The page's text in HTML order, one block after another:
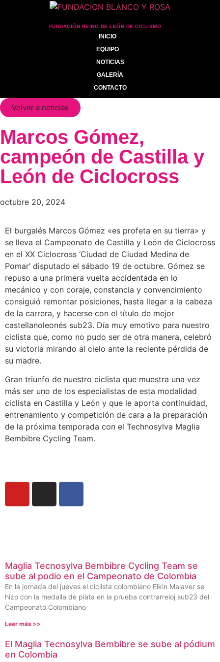
FUNDACIÓN REINO DE LEÓN DE CICLISMO
INICIO
EQUIPO
NOTICIAS
GALERÍA
CONTACTO
Volver a noticias
Marcos Gómez,
campeón de Castilla y
León de Ciclocross
octubre 20, 2024
El burgalés Marcos Gómez «es profeta en su tierra» y
se lleva el Campeonato de Castilla y León de Ciclocross
en el XX Ciclocross ‘Ciudad de Ciudad Medina de
Pomar’ disputado el sábado 19 de octubre. Gómez se
repuso a una primera vuelta accidentada en lo
mecánico y con coraje, constancia y convencimiento
consiguió remontar posiciones, hasta llegar a la cabeza
de la carrera, y hacerse con el título de mejor
castellanoleonés sub23. Día muy emotivo para nuestro
ciclista que, como no pudo ser de otra manera, celebró
su victoria mirando al cielo ante la reciente pérdida de
su madre.
Gran triunfo de nuestro ciclista que muestra una vez
más ser uno de los especialistas de esta modalidad
ciclista en Castilla y León y que le aporta continuidad,
entrenamiento y competición de cara a la preparación
de la próxima temporada con el Technosylva Maglia
Bembibre Cycling Team.
Maglia Tecnosylva Bembibre Cycling Team se
sube al podio en el Campeonato de Colombia
En la jornada del jueves el ciclista colombiano Elkin Malaver se
hizo con la medalla de plata en la prueba contrarreloj sub23 del
Campeonato Colombiano
Leer más >>
El Maglia Tecnosylva Bembibre se sube al pódium
en Colombia